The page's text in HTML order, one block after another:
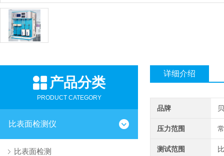
产品分类
PRODUCT CATEGORY
比表面检测仪
比表面检测
详细介绍
品牌
压力范围
测试范围